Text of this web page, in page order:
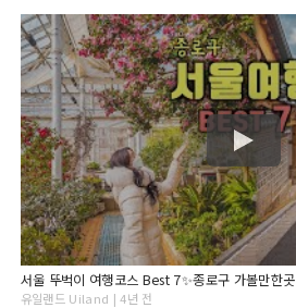
서울 뚜벅이 여행코스 Best 7✨종로구 가볼만한곳
유일랜드 Uiland | 4년 전